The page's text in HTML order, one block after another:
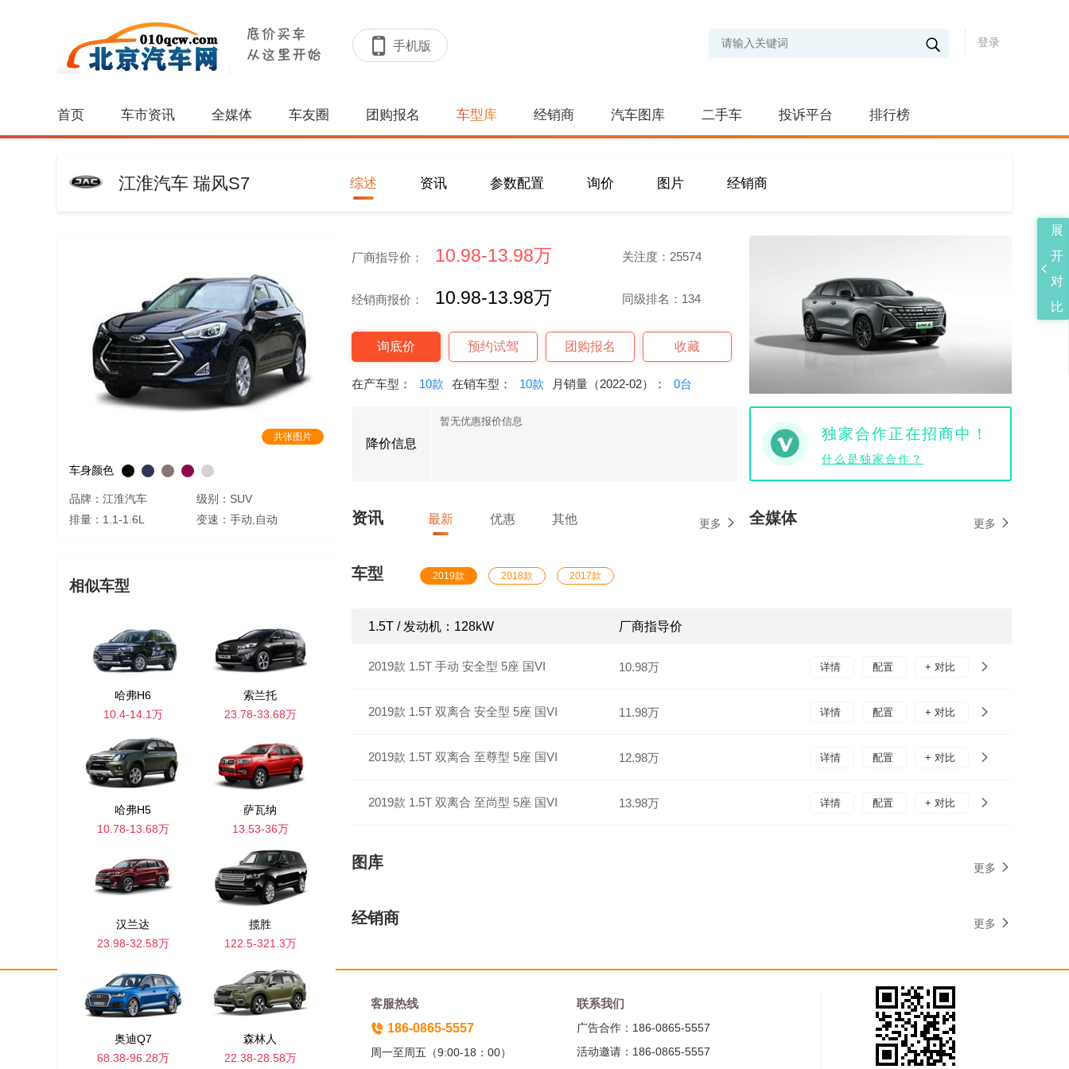
手机版 登录
首页 车市资讯 全媒体 车友圈 团购报名 车型库 经销商 汽车图库 二手车 投诉平台 排行榜
江淮汽车 瑞风S7 综述 资讯 参数配置 询价 图片 经销商
共张图片
车身颜色
品牌：江淮汽车
级别：SUV
排量：1.1-1.6L
变速：手动,自动
相似车型
哈弗H6
10.4-14.1万
索兰托
23.78-33.68万
哈弗H5
10.78-13.68万
萨瓦纳
13.53-36万
汉兰达
23.98-32.58万
揽胜
122.5-321.3万
奥迪Q7
68.38-96.28万
森林人
22.38-28.58万
厂商指导价： 10.98-13.98万 关注度：25574
经销商报价： 10.98-13.98万 同级排名：134
询底价 预约试驾 团购报名 收藏
在产车型： 10款 在销车型： 10款 月销量（2022-02）： 0台
降价信息
暂无优惠报价信息
独家合作正在招商中！
什么是独家合作？
资讯 最新 优惠 其他 更多 全媒体 更多
车型 2019款 2018款 2017款
1.5T / 发动机：128kW 厂商指导价
2019款 1.5T 手动 安全型 5座 国VI 10.98万 详情 配置 + 对比
2019款 1.5T 双离合 安全型 5座 国VI 11.98万 详情 配置 + 对比
2019款 1.5T 双离合 至尊型 5座 国VI 12.98万 详情 配置 + 对比
2019款 1.5T 双离合 至尚型 5座 国VI 13.98万 详情 配置 + 对比
图库 更多
经销商 更多
网站地图
经销商入口 经销商 搜索
客服热线
186-0865-5557
周一至周五（9:00-18：00）
联系我们
广告合作：186-0865-5557
活动邀请：186-0865-5557
展
开
对
比